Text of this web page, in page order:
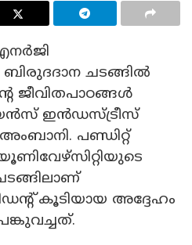
ബിരുദദാന ചടങ്ങിൽ
ജീവിതപാഠങ്ങൾ
ഇൻഡസ്ട്രീസ്
പണ്ഡിറ്റ്
കൂടിയായ അദ്ദേഹം